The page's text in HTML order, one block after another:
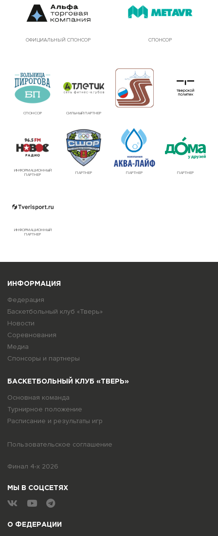
ОФИЦИАЛЬНЫЙ СПОНСОР СПОНСОР
СПОНСОР СИЛЬНЫЙ ПАРТНЕР
ИНФОРМАЦИОННЫЙ
ПАРТНЕР
ПАРТНЕР ПАРТНЕР ПАРТНЕР
ИНФОРМАЦИОННЫЙ
ПАРТНЕР
О ФЕДЕРАЦИИ
ИНФОРМАЦИЯ
Федерация
Баскетбольный клуб «Тверь»
Новости
Соревнования
Медиа
Спонсоры и партнеры
БАСКЕТБОЛЬНЫЙ КЛУБ «ТВЕРЬ»
Основная команда
Турнирное положение
Расписание и результаты игр
Пользовательское соглашение
Финал 4-х 2026
МЫ В СОЦСЕТЯХ